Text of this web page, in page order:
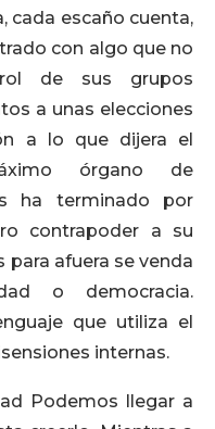
cada escaño cuenta,
con algo que no
de sus grupos
a unas elecciones
a lo que dijera el
órgano de
ha terminado por
contrapoder a su
para afuera se venda
o democracia.
que utiliza el
internas.
Podemos llegar a